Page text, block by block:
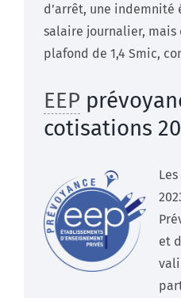
d’arrêt, une indemnité
salaire journalier, mais
plafond de 1,4 Smic,
EEP
cotisations
et